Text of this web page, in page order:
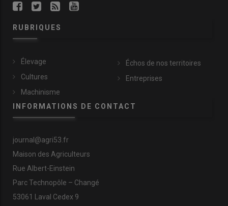
RUBRIQUES
Élevage
Cultures
Machinisme
Échos de nos territoires
Entreprises
INFORMATIONS DE CONTACT
journal@agri53.fr
Maison des Agriculteurs
Rue Albert-Einstein
Parc Technopôle – Changé
53061 Laval Cedex 9